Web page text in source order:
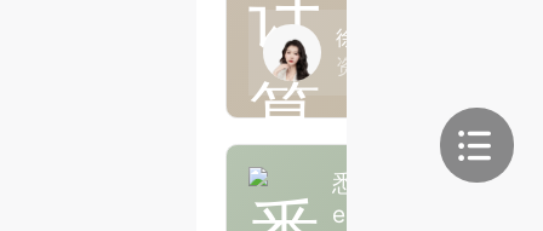
徐洁
资深咨询顾问老师
悉尼大学计算机科
er一枚